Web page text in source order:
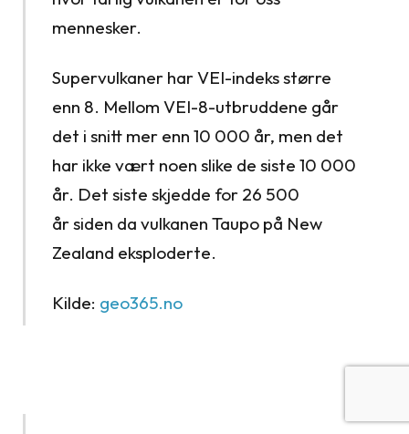
mennesker.
Supervulkaner har VEI-indeks større
enn 8. Mellom VEI-8-utbruddene går
det i snitt mer enn 10 000 år, men det
har ikke vært noen slike de siste 10 000
år. Det siste skjedde for 26 500
år siden da vulkanen Taupo på New
Zealand eksploderte.
Kilde: geo365.no